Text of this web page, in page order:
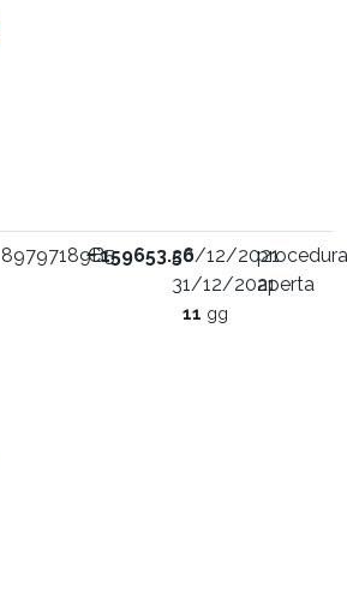
89797189B5
€159653.5620/12/2021
31/12/2021
11 gg
procedura
aperta